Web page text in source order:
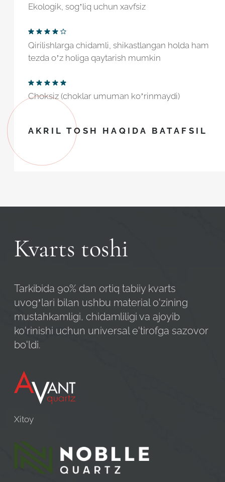
Ekologik, sog’liq uchun xavfsiz
Qirilishlarga chidamli, shikastlangan holda ham
tezda o’z holiga qaytarish mumkin
Choksiz (choklar umuman ko’rinmaydi)
AKRIL TOSH HAQIDA BATAFSIL
Kvarts toshi
Tarkibida 90% dan ortiq tabiiy kvarts
uvog’lari bilan ushbu material o'zining
mustahkamligi, chidamliligi va ajoyib
ko'rinishi uchun universal e'tirofga sazovor
bo'ldi.
Xitoy